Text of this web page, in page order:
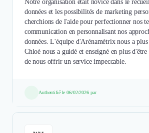
Notre organisation était novice dans le
données et les possibilités de marketing
cherchions de l'aide pour perfectionner nos
communication en personnalisant nos
données. L'équipe d'Arénamétrix nous a
Chloé nous a guidé et enseigné en plus
de nous offrir un service impeccable.
Authentifié le 06/02/2026 par